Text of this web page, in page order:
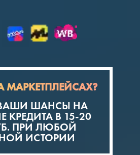
ШАНСЫ НА
КРЕДИТА В 15-20
ПРИ ЛЮБОЙ
ИСТОРИИ
МАРКЕТПЛЕЙСАХ?